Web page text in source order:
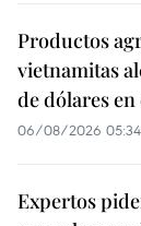
Productos
vietnamitas
de dólares
06/08/2026 05:34
Expertos